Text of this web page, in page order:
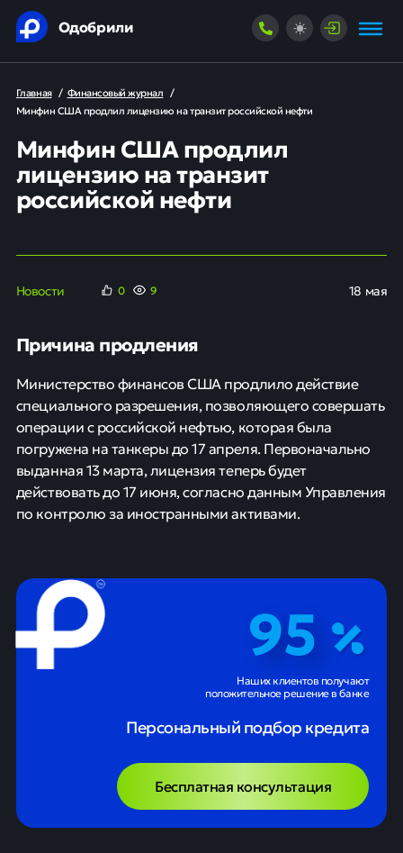
Одобрили
Главная / Финансовый журнал /
Минфин США продлил лицензию на транзит российской нефти
Минфин США продлил
лицензию на транзит
российской нефти
Новости 0 9 18 мая
Причина продления
Министерство финансов США продлило действие
специального разрешения, позволяющего совершать
операции с российской нефтью, которая была
погружена на танкеры до 17 апреля. Первоначально
выданная 13 марта, лицензия теперь будет
действовать до 17 июня, согласно данным Управления
по контролю за иностранными активами.
95
Наших клиентов получают
положительное решение в банке
Персональный подбор кредита
Бесплатная консультация